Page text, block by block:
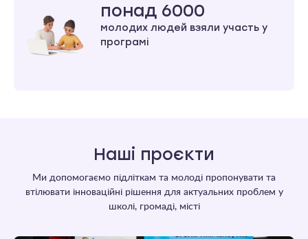
понад 6000
молодих людей взяли участь у
програмі
Наші проєкти
Ми допомогаємо підліткам та молоді пропонувати та
втілювати інноваційні рішення для актуальних проблем у
школі, громаді, місті